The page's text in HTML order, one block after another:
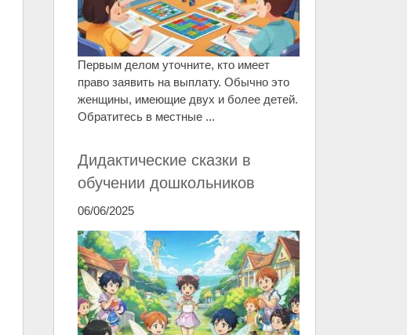
Первым делом уточните, кто имеет
право заявить на выплату. Обычно это
женщины, имеющие двух и более детей.
Обратитесь в местные ...
Дидактические сказки в
обучении дошкольников
06/06/2025